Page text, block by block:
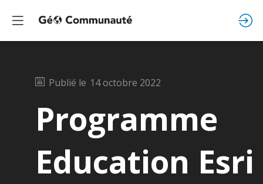
Publié le 14 octobre 2022
Programme
Education Esri